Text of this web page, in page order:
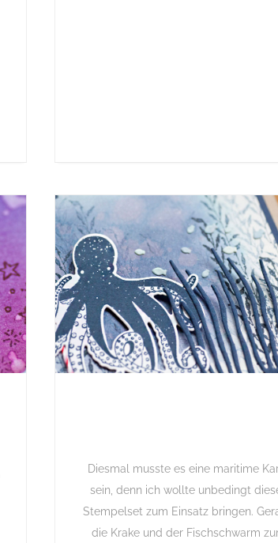
Diesmal musste es eine maritime
sein, denn ich wollte unbedingt
Stempelset zum Einsatz bringen.
die Krake und der Fischschwarm